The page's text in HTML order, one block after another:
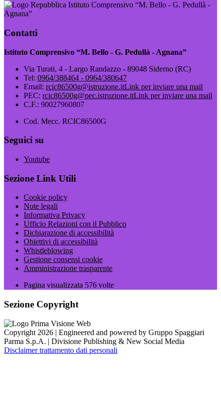
Istituto Comprensivo “M. Bello - G. Pedullà -
Agnana”
Contatti
Istituto Comprensivo “M. Bello - G. Pedullà - Agnana”
Via Turati, 4 - Largo Randazzo - 89048 Siderno (RC)
Tel: 0964/388464 - 0964/380647
Email: rcic86500g@istruzione.itLink per inviare una mail
PEC: rcic86500g@pec.istruzione.itLink per inviare una mail
C.F.: 90027960807
Cod. Mecc. RCIC86500G
Seguici su
Youtube
Sezione Link Utili
Cookie policy
Note legali
Informativa Privacy
Ufficio Relazioni con il Pubblico
Dichiarazione di accessibilità
Obiettivi di accessibilità
Whistleblowing
Gestione consensi cookie
Amministrazione trasparente
Pagina visualizzata 576 volte
Sezione Copyright
Copyright 2026 | Engineered and powered by Gruppo Spaggiari
Parma S.p.A. | Divisione Publishing & New Social Media
Disclaimer trattamento dati personali